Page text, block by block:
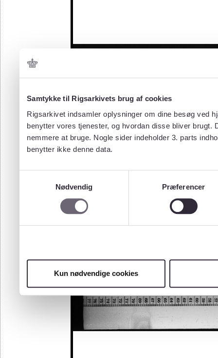
Samtykke til Rigsarkivets brug af cookies
Rigsarkivet indsamler oplysninger om dine besøg ved
benytter vores tjenester, og hvordan disse bliver
nemmere at bruge. Nogle sider indeholder 3. parts
benytter ikke denne data.
Nødvendig
Præferencer
Kun nødvendige cookies